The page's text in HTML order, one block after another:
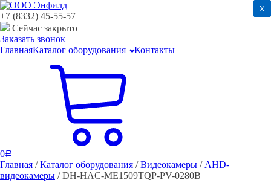
+7 (8332) 45-55-57
Сейчас закрыто
Заказать звонок
ГлавнаяКаталог оборудования Контакты
0Р
Главная /Каталог оборудования /Видеокамеры / AHD-
видеокамеры / DH-HAC-ME1509TQP-PV-0280B
x
x